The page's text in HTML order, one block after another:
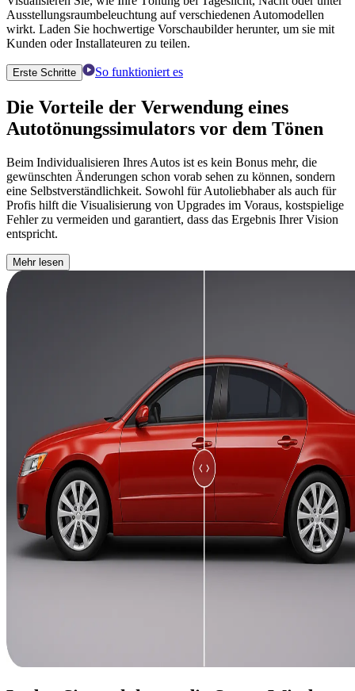
Ausstellungsraumbeleuchtung auf verschiedenen Automodellen
wirkt. Laden Sie hochwertige Vorschaubilder herunter, um sie mit
Kunden oder Installateuren zu teilen.
Erste Schritte So funktioniert es
Die Vorteile der Verwendung eines
Autotönungssimulators vor dem Tönen
Beim Individualisieren Ihres Autos ist es kein Bonus mehr, die
gewünschten Änderungen schon vorab sehen zu können, sondern
eine Selbstverständlichkeit. Sowohl für Autoliebhaber als auch für
Profis hilft die Visualisierung von Upgrades im Voraus, kostspielige
Fehler zu vermeiden und garantiert, dass das Ergebnis Ihrer Vision
entspricht.
Mehr lesen